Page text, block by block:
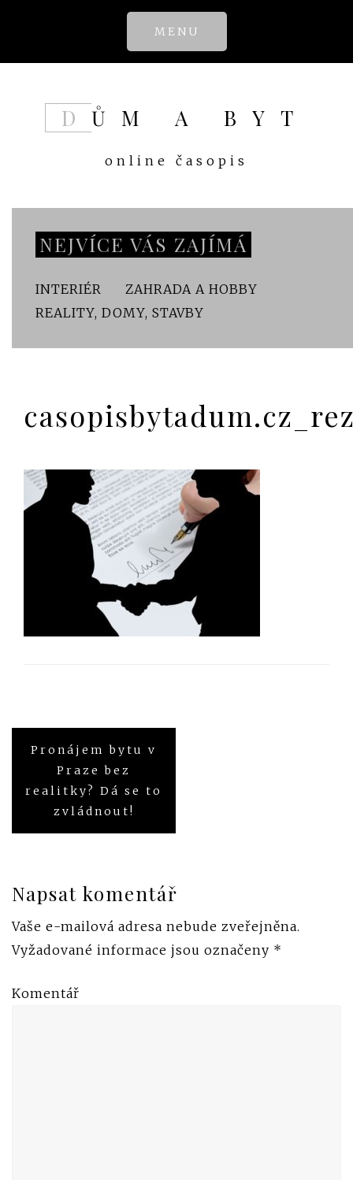
content
MENU
DŮM A BYT
online časopis
NEJVÍCE VÁS ZAJÍMÁ
INTERIÉR
ZAHRADA A HOBBY
REALITY, DOMY, STAVBY
Navigace
pro
příspěvek
Pronájem bytu v
Praze bez
realitky? Dá se to
zvládnout!
Napsat komentář
Vaše e-mailová adresa nebude zveřejněna.
Vyžadované informace jsou označeny *
Komentář